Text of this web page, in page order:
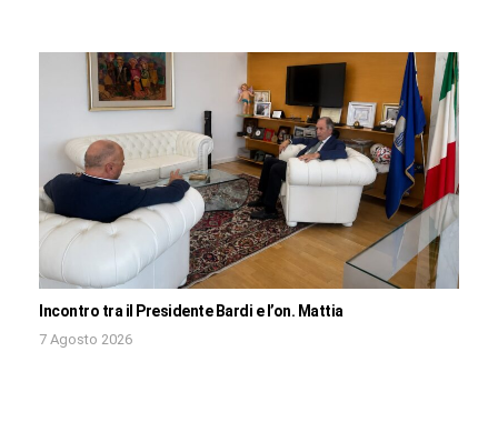
Incontro tra il Presidente Bardi e l’on. Mattia
7 Agosto 2026